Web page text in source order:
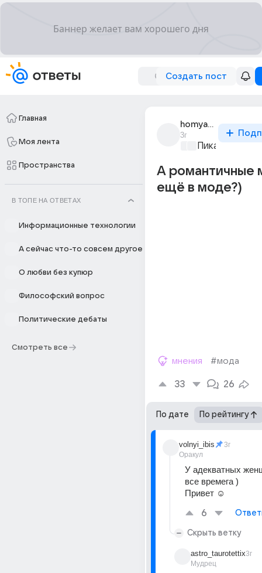
Создать пост
Главная
Моя лента
Пространства
В ТОПЕ НА ОТВЕТАХ
Информационные технологии
А сейчас что-то совсем другое
О любви без купюр
Философский вопрос
Политические дебаты
Смотреть все
homyakraspizdyaj
3г
Пикантно о
А романтичные
ещё в моде?)
мнения #мода
33 26
По дате По рейтингу
volnyi_ibis
Оракул
3г
У адекватных
все времега )
Привет ☺
6
Скрыть ветку
astro_taurotettix
Мудрец
3г